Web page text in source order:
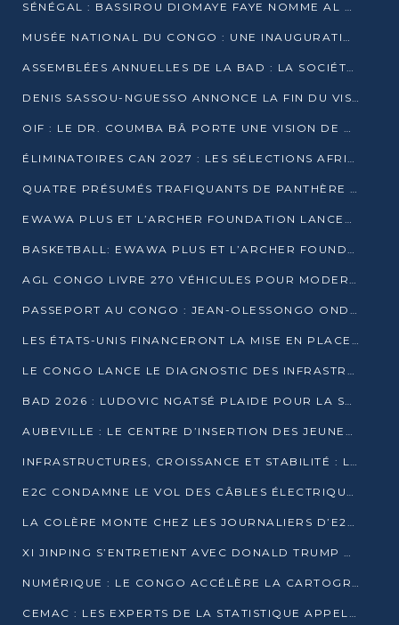
SÉNÉGAL : BASSIROU DIOMAYE FAYE NOMME AL AMINOU LÔ PREMIER MINISTRE
MUSÉE NATIONAL DU CONGO : UNE INAUGURATION PORTEUSE D’ESPOIR POUR LA CULTURE
ASSEMBLÉES ANNUELLES DE LA BAD : LA SOCIÉTÉ CIVILE CONGOLAISE À LA RECHERCHE DE PARTENAIRES POUR SES PROJETS
DENIS SASSOU-NGUESSO ANNONCE LA FIN DU VISA POUR LES AFRICAINS EN 2027
OIF : LE DR. COUMBA BÂ PORTE UNE VISION DE DIALOGUE, DE STABILITÉ ET DE RÉFORME À LA TÊTE
ÉLIMINATOIRES CAN 2027 : LES SÉLECTIONS AFRICAINES CONNAISSENT LEURS ADVERSAIRES
QUATRE PRÉSUMÉS TRAFIQUANTS DE PANTHÈRE ARRÊTÉS À EWO
EWAWA PLUS ET L’ARCHER FOUNDATION LANCENT UN CAMP DE BASKET POUR LES JEUNES À BRAZZAVILLE
BASKETBALL: EWAWA PLUS ET L’ARCHER FOUNDATION LANCENT UN CAMP POUR LES JEUNES
AGL CONGO LIVRE 270 VÉHICULES POUR MODERNISER LE TRANSPORT URBAIN
PASSEPORT AU CONGO : JEAN-OLESSONGO ONDAYE VEUT METTRE FIN AUX LENTEURS ADMINISTRATIVES
LES ÉTATS-UNIS FINANCERONT LA MISE EN PLACE DE JUSQU’À 50 CLINIQUES DE LUTTE CONTRE L’EBOLA
LE CONGO LANCE LE DIAGNOSTIC DES INFRASTRUCTURES SPORTIVES DU COMPLEXE DE KINTÉLÉ
BAD 2026 : LUDOVIC NGATSÉ PLAIDE POUR LA SOUVERAINETÉ FINANCIÈRE AFRICAINE
AUBEVILLE : LE CENTRE D’INSERTION DES JEUNES PRÊT À OUVRIR SES PORTES
INFRASTRUCTURES, CROISSANCE ET STABILITÉ : LA GUINÉE AFFÛTE SES AMBITIONS
E2C CONDAMNE LE VOL DES CÂBLES ÉLECTRIQUES APRÈS UNE VIDÉO VIRALE
LA COLÈRE MONTE CHEZ LES JOURNALIERS D’E2C QUI DÉNONCENT 20 ANS DE PRÉCARITÉ
XI JINPING S’ENTRETIENT AVEC DONALD TRUMP À BEIJING
NUMÉRIQUE : LE CONGO ACCÉLÈRE LA CARTOGRAPHIE DE SES INFRASTRUCTURES DIGITALES
CEMAC : LES EXPERTS DE LA STATISTIQUE APPELLENT À RENFORCER LA SÉCURISATION DES DONNÉES